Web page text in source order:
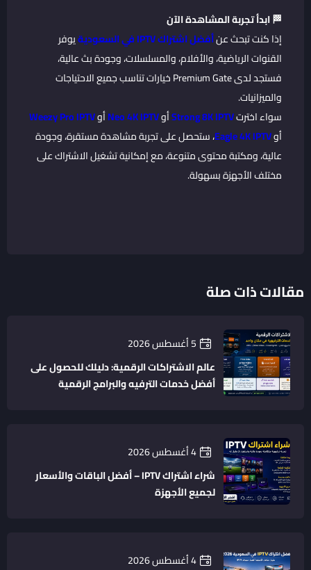
🏁 ابدأ تجربة المشاهدة الآن
إذا كنت تبحث عنأفضل اشتراك IPTV في السعودية
يوفر
القنوات الرياضية، والأفلام، والمسلسلات، وجودة بث عالية،
فستجد لدى Premium Gate خيارات تناسب جميع الاحتياجات
والميزانيات.
سواء اخترتStrong 8K IPTVأوNeo 4K IPTVأوWeezy Pro IPTV
أوEagle 4K IPTV، ستحصل على تجربة مشاهدة مستقرة، وجودة
عالية، ومكتبة محتوى متنوعة، مع إمكانية تشغيل الاشتراك على
مختلف الأجهزة بسهولة.
مقالات ذات صلة
5 أغسطس 2026
عالم الاشتراكات الرقمية: دليلك للحصول على
أفضل خدمات الترفيه والبرامج الرقمية
4 أغسطس 2026
شراء اشتراك IPTV – أفضل الباقات والأسعار
لجميع الأجهزة
4 أغسطس 2026